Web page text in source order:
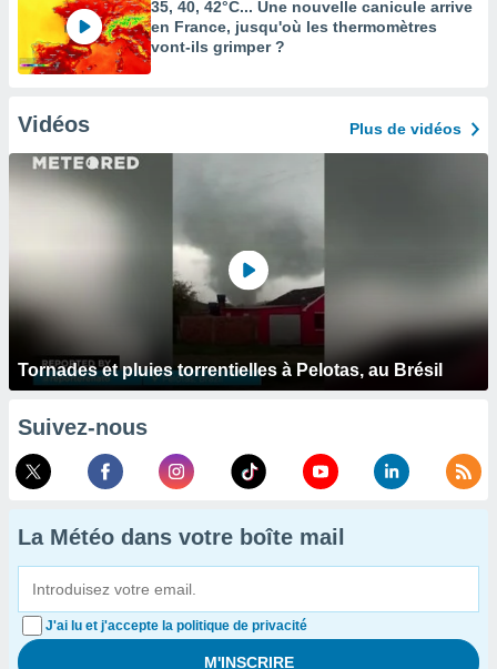
35, 40, 42°C... Une nouvelle canicule arrive
en France, jusqu'où les thermomètres
vont-ils grimper ?
Vidéos Plus de vidéos
Tornades et pluies torrentielles à Pelotas, au Brésil
Suivez-nous
La Météo dans votre boîte mail
J'ai lu et j'accepte la politique de privacité